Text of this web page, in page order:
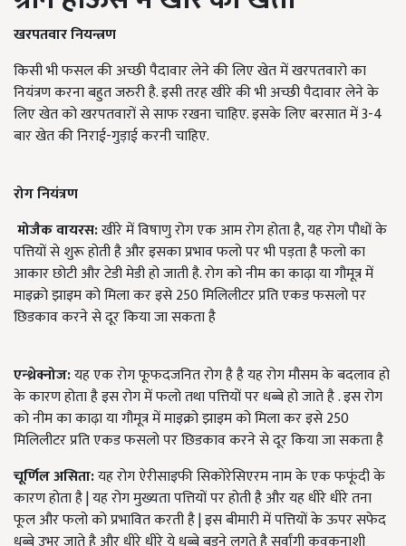
खरपतवारनियन्त्रण
किसी भी फसल की अच्छी पैदावार लेने की लिए खेत में खरपतवारो का
नियंत्रण करना बहुत जरुरी है. इसी तरह खीरे की भी अच्छी पैदावार लेने के
लिए खेत को खरपतवारों से साफ रखना चाहिए. इसके लिए बरसात में 3-4
बार खेत की निराई-गुड़ाई करनी चाहिए.
रोगनियंत्रण
मोजैक वायरस:खीरे में विषाणु रोग एक आम रोग होता है, यह रोग पौधों के
पत्तियों से शुरू होती है और इसका प्रभाव फलो पर भी पड़ता है फलो का
आकार छोटी और टेडी मेडी हो जाती है. रोग को नीम का काढ़ा या गौमूत्र में
माइक्रो झाइम को मिला कर इसे 250 मिलिलीटर प्रति एकड फसलो पर
छिडकाव करने से दूर किया जा सकता है
एन्थ्रेक्नोज:यह एक रोग फूफदजनित रोग है है यह रोग मौसम के बदलाव हो
के कारण होता है इस रोग में फलो तथा पत्तियों पर धब्बे हो जाते है . इस रोग
को नीम का काढ़ा या गौमूत्र में माइक्रो झाइम को मिला कर इसे 250
मिलिलीटर प्रति एकड फसलो पर छिडकाव करने से दूर किया जा सकता है
चूर्णिल असिता:यह रोग ऐरीसाइफी सिकोरेसिएरम नाम के एक फफूंदी के
कारण होता है | यह रोग मुख्यता पत्तियों पर होती है और यह धीरे धीरे तना
फूल और फलो को प्रभावित करती है | इस बीमारी में पत्तियों के ऊपर सफेद